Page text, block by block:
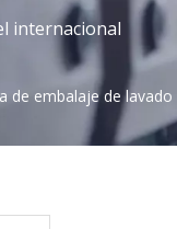
internacional
de embalaje de lavado